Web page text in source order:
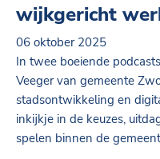
wijkgericht
06 oktober 2025
In twee boeiende
Veeger van gemeente
stadsontwikkeling en
inkijkje in de keuzes,
spelen binnen de